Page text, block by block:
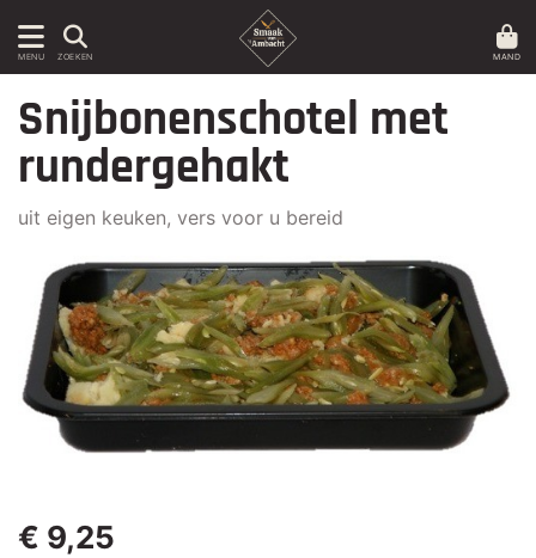
MENU ZOEKEN MAND
Snijbonenschotel met
rundergehakt
uit eigen keuken, vers voor u bereid
€ 9,25